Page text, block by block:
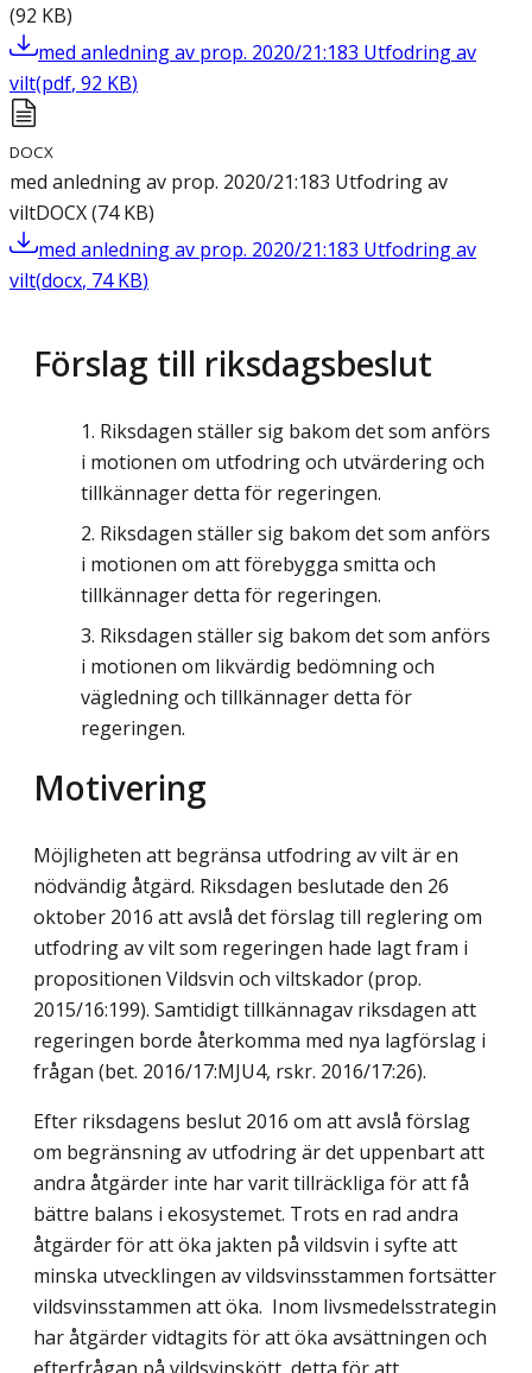
(92 KB)
med anledning av prop. 2020/21:183 Utfodring av
vilt(pdf, 92 KB)
DOCX
med anledning av prop. 2020/21:183 Utfodring av
viltDOCX(74 KB)
med anledning av prop. 2020/21:183 Utfodring av
vilt(docx, 74 KB)
Förslag till riksdagsbeslut
Riksdagen ställer sig bakom det som anförs
i motionen om utfodring och utvärdering och
tillkännager detta för regeringen.
Riksdagen ställer sig bakom det som anförs
i motionen om att förebygga smitta och
tillkännager detta för regeringen.
Riksdagen ställer sig bakom det som anförs
i motionen om likvärdig bedömning och
vägledning och tillkännager detta för
regeringen.
Motivering
Möjligheten att begränsa utfodring av vilt är en
nödvändig åtgärd. Riksdagen beslutade den 26
oktober 2016 att avslå det förslag till reglering om
utfodring av vilt som reger­ingen hade lagt fram i
propositionen Vildsvin och viltskador (prop.
2015/16:199). Samtidigt tillkännagav riksdagen att
regeringen borde återkomma med nya lagförslag i
frågan (bet. 2016/17:MJU4, rskr. 2016/17:26).
Efter riksdagens beslut 2016 om att avslå förslag
om begränsning av utfodring är det uppenbart att
andra åtgärder inte har varit tillräckliga för att få
bättre balans i ekosys­temet. Trots en rad andra
åtgärder för att öka jakten på vildsvin i syfte att
minska utvecklingen av vildsvinsstammen fortsätter
vildsvinsstammen att öka. Inom livsme­delsstrategin
har åtgärder vidtagits för att öka avsättningen och